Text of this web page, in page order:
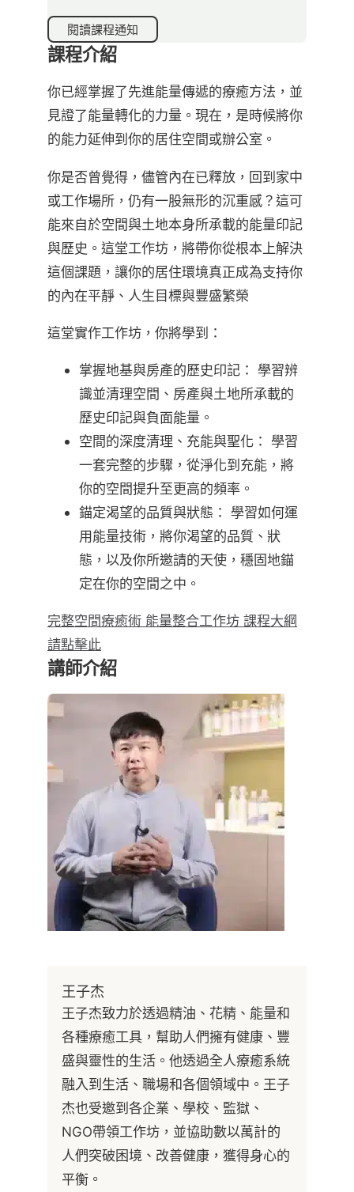
閱讀課程通知
課程介紹
你已經掌握了先進能量傳遞的療癒方法，並
見證了能量轉化的力量。現在，是時候將你
的能力延伸到你的居住空間或辦公室。
你是否曾覺得，儘管內在已釋放，回到家中
或工作場所，仍有一股無形的沉重感？這可
能來自於空間與土地本身所承載的能量印記
與歷史。這堂工作坊，將帶你從根本上解決
這個課題，讓你的居住環境真正成為支持你
的內在平靜、人生目標與豐盛繁榮
這堂實作工作坊，你將學到：
掌握地基與房產的歷史印記： 學習辨
識並清理空間、房產與土地所承載的
歷史印記與負面能量。
空間的深度清理、充能與聖化： 學習
一套完整的步驟，從淨化到充能，將
你的空間提升至更高的頻率。
錨定渴望的品質與狀態： 學習如何運
用能量技術，將你渴望的品質、狀
態，以及你所邀請的天使，穩固地錨
定在你的空間之中。
完整空間療癒術 能量整合工作坊 課程大綱
請點擊此
講師介紹
王子杰
王子杰致力於透過精油、花精、能量和
各種療癒工具，幫助人們擁有健康、豐
盛與靈性的生活。他透過全人療癒系統
融入到生活、職場和各個領域中。王子
杰也受邀到各企業、學校、監獄、
NGO帶領工作坊，並協助數以萬計的
人們突破困境、改善健康，獲得身心的
平衡。